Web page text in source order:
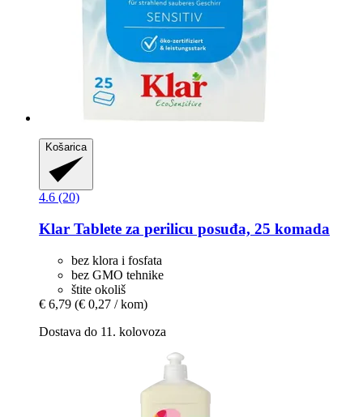
Košarica
4.6 (20)
Klar Tablete za perilicu posuđa, 25 komada
bez klora i fosfata
bez GMO tehnike
štite okoliš
€ 6,79 (€ 0,27 / kom)
Dostava do 11. kolovoza